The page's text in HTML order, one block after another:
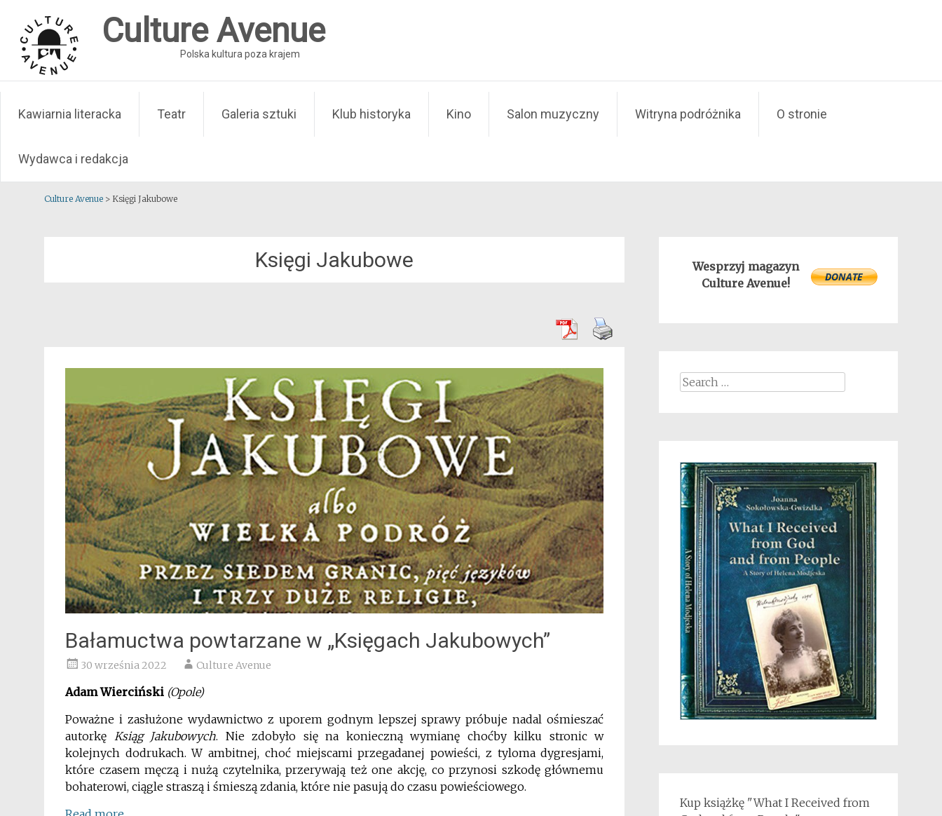
content
Culture Avenue
Polska kultura poza krajem
Kawiarnia literacka Teatr Galeria sztuki Klub historyka Kino Salon muzyczny Witryna podróżnika O stronie
Wydawca i redakcja
Culture Avenue > Księgi Jakubowe
Księgi Jakubowe
Bałamuctwa powtarzane w „Księgach Jakubowych”
30 września 2022 Culture Avenue
Adam Wierciński (Opole)
Poważne i zasłużone wydawnictwo z uporem godnym lepszej sprawy próbuje nadal ośmieszać
autorkę Ksiąg Jakubowych. Nie zdobyło się na konieczną wymianę choćby kilku stronic w
kolejnych dodrukach. W ambitnej, choć miejscami przegadanej powieści, z tyloma dygresjami,
które czasem męczą i nużą czytelnika, przerywają też one akcję, co przynosi szkodę głównemu
bohaterowi, ciągle straszą i śmieszą zdania, które nie pasują do czasu powieściowego.
Wesprzyj magazyn
Culture Avenue!
Search
Kup książkę "What I Received from